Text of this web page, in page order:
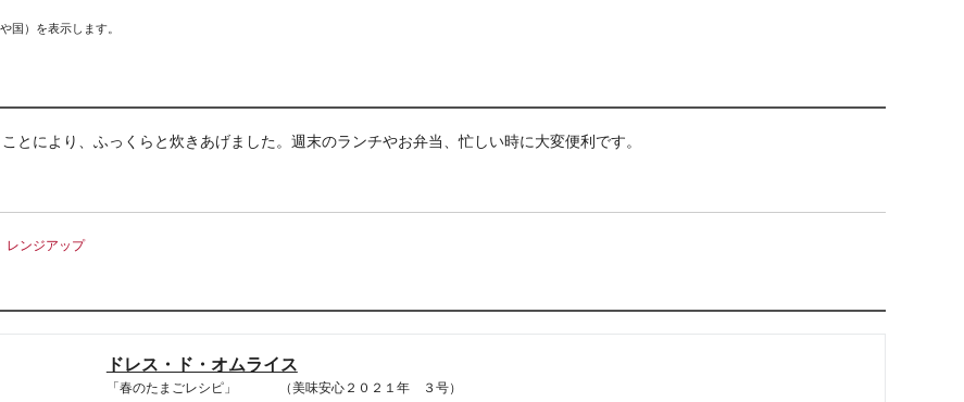
国）を表示します。
とにより、ふっくらと炊きあげました。週末のランチやお弁当、忙しい時に大変便利です。
レンジアップ
ドレス・ド・オムライス
「春のたまごレシピ」 （美味安心２０２１年 ３号）